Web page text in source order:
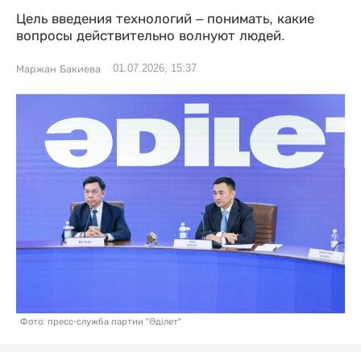
Цель введения технологий – понимать, какие
вопросы действительно волнуют людей.
Маржан Бакиева 01.07.2026, 15:37
Фото: пресс-служба партии "Әділет"